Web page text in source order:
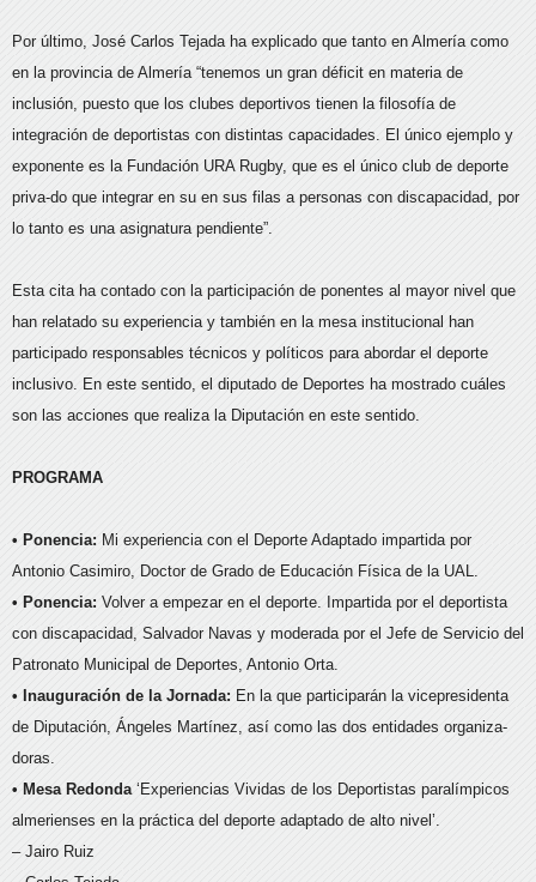
Por último, José Carlos Tejada ha explicado que tanto en Almería como
en la provincia de Almería “tenemos un gran déficit en materia de
inclusión, puesto que los clubes deportivos tienen la filosofía de
integración de deportistas con distintas capacidades. El único ejemplo y
exponente es la Fundación URA Rugby, que es el único club de deporte
priva-do que integrar en su en sus filas a personas con discapacidad, por
lo tanto es una asignatura pendiente”.
Esta cita ha contado con la participación de ponentes al mayor nivel que
han relatado su experiencia y también en la mesa institucional han
participado responsables técnicos y políticos para abordar el deporte
inclusivo. En este sentido, el diputado de Deportes ha mostrado cuáles
son las acciones que realiza la Diputación en este sentido.
PROGRAMA
• Ponencia: Mi experiencia con el Deporte Adaptado impartida por
Antonio Casimiro, Doctor de Grado de Educación Física de la UAL.
• Ponencia: Volver a empezar en el deporte. Impartida por el deportista
con discapacidad, Salvador Navas y moderada por el Jefe de Servicio del
Patronato Municipal de Deportes, Antonio Orta.
• Inauguración de la Jornada: En la que participarán la vicepresidenta
de Diputación, Ángeles Martínez, así como las dos entidades organiza-
doras.
• Mesa Redonda ‘Experiencias Vividas de los Deportistas paralímpicos
almerienses en la práctica del deporte adaptado de alto nivel’.
– Jairo Ruiz